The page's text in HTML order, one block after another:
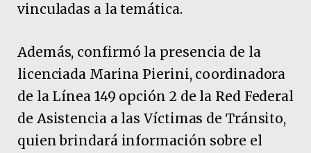
vinculadas a la temática.
Además, confirmó la presencia de la
licenciada Marina Pierini, coordinadora
de la Línea 149 opción 2 de la Red Federal
de Asistencia a las Víctimas de Tránsito,
quien brindará información sobre el